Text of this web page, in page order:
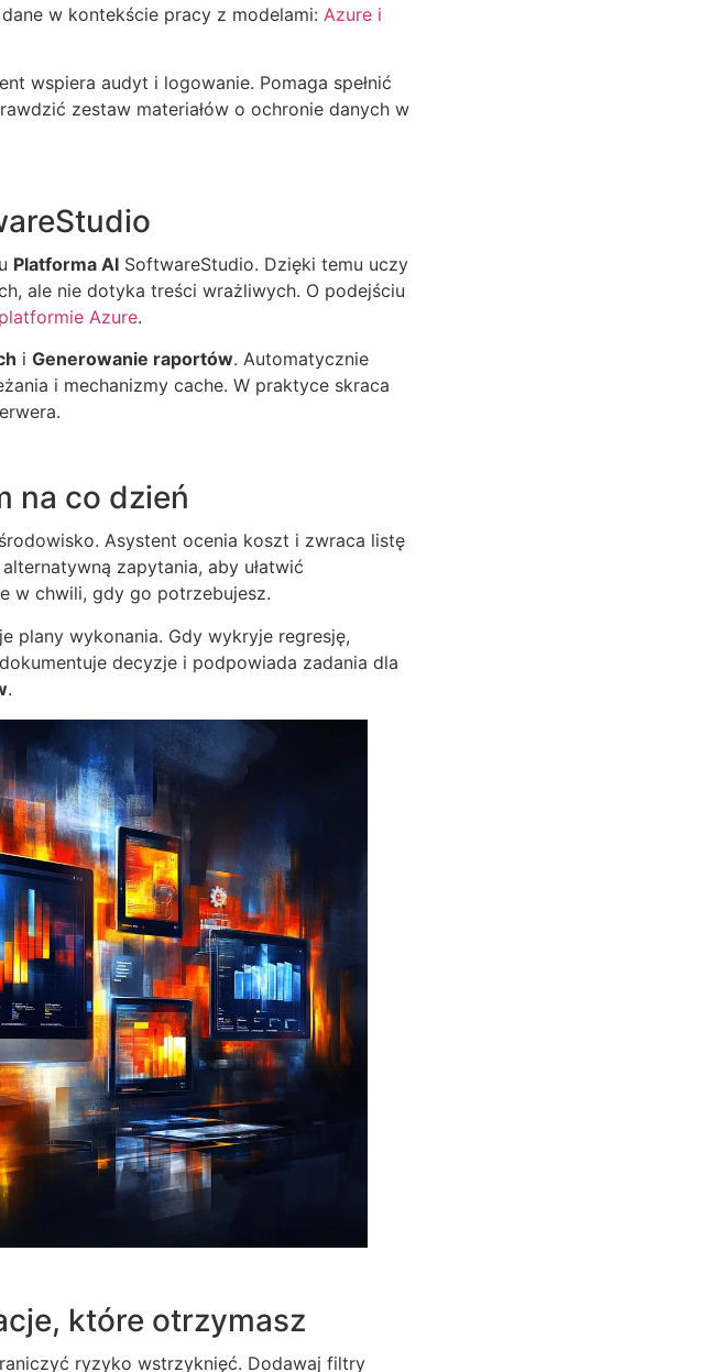
w kontekście pracy z modelami: Azure i
wspiera audyt i logowanie. Pomaga spełnić
zestaw materiałów o ochronie danych w
Platforma AI SoftwareStudio. Dzięki temu uczy
ale nie dotyka treści wrażliwych. O podejściu
Azure.
i Generowanie raportów. Automatycznie
i mechanizmy cache. W praktyce skraca
na co dzień
Asystent ocenia koszt i zwraca listę
zapytania, aby ułatwić
w chwili, gdy go potrzebujesz.
plany wykonania. Gdy wykryje regresję,
decyzje i podpowiada zadania dla
.
które otrzymasz
ryzyko wstrzyknięć. Dodawaj filtry